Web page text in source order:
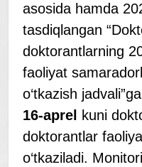
asosida hamda
tasdiqlangan
doktorantlarning
faoliyat
o‘tkazish
16-aprel
kuni
doktorantlar
o‘tkaziladi.